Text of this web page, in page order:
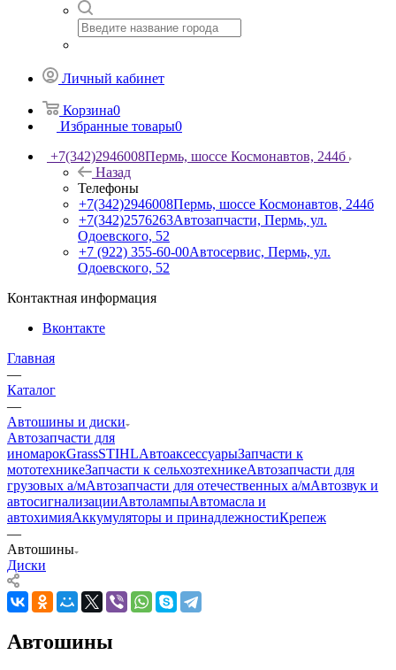
Личный кабинет
Корзина0
Избранные товары0
+7(342)2946008Пермь, шоссе Космонавтов, 244б
Назад
Телефоны
+7(342)2946008Пермь, шоссе Космонавтов, 244б
+7(342)2576263Автозапчасти, Пермь, ул.
Одоевского, 52
+7 (922) 355-60-00Автосервис, Пермь, ул.
Одоевского, 52
Контактная информация
Вконтакте
Главная
—
Каталог
—
Автошины и диски
Автозапчасти для
иномарокGrassSTIHLАвтоаксессуарыЗапчасти к
мототехникеЗапчасти к сельхозтехникеАвтозапчасти для
грузовых а/мАвтозапчасти для отечественных а/мАвтозвук и
автосигнализацииАвтолампыАвтомасла и
автохимияАккумуляторы и принадлежностиКрепеж
—
Автошины
Диски
Автошины